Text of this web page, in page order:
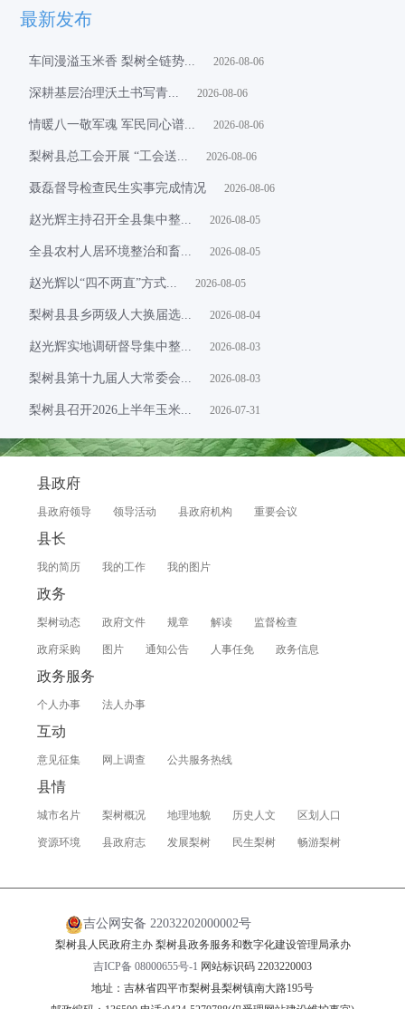
最新发布
车间漫溢玉米香 梨树全链势... 2026-08-06
​深耕基层治理沃土书写青... 2026-08-06
情暖八一敬军魂 军民同心谱... 2026-08-06
梨树县总工会开展 “工会送... 2026-08-06
聂磊督导检查民生实事完成情况 2026-08-06
赵光辉主持召开全县集中整... 2026-08-05
全县农村人居环境整治和畜... 2026-08-05
赵光辉以“四不两直”方式... 2026-08-05
梨树县县乡两级人大换届选... 2026-08-04
赵光辉实地调研督导集中整... 2026-08-03
梨树县第十九届人大常委会... 2026-08-03
梨树县召开2026上半年玉米... 2026-07-31
县政府
县政府领导 领导活动 县政府机构 重要会议
县长
我的简历 我的工作 我的图片
政务
梨树动态 政府文件 规章 解读 监督检查
政府采购 图片 通知公告 人事任免 政务信息
政务服务
个人办事 法人办事
互动
意见征集 网上调查 公共服务热线
县情
城市名片 梨树概况 地理地貌 历史人文 区划人口
资源环境 县政府志 发展梨树 民生梨树 畅游梨树
吉公网安备 22032202000002号
梨树县人民政府主办 梨树县政务服务和数字化建设管理局承办
吉ICP备 08000655号-1 网站标识码 2203220003
地址：吉林省四平市梨树县梨树镇南大路195号